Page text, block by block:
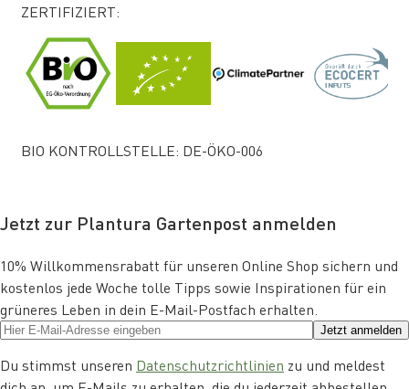
ZERTIFIZIERT:
BIO KONTROLLSTELLE: DE-ÖKO-006
Jetzt zur Plantura Gartenpost anmelden
10% Willkommensrabatt für unseren Online Shop sichern und
kostenlos jede Woche tolle Tipps sowie Inspirationen für ein
grüneres Leben in dein E-Mail-Postfach erhalten.
Jetzt anmelden
Du stimmst unseren Datenschutzrichtlinien zu und meldest